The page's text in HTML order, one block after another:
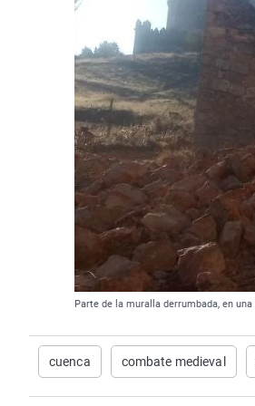
Parte de la muralla derrumbada, en
cuenca combate medieval